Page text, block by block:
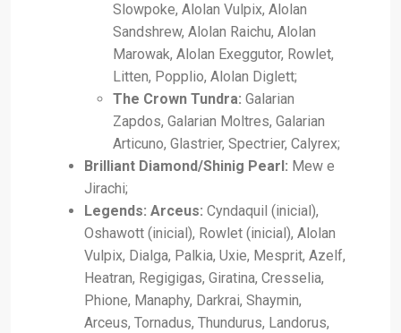
Slowpoke, Alolan Vulpix, Alolan
Sandshrew, Alolan Raichu, Alolan
Marowak, Alolan Exeggutor, Rowlet,
Litten, Popplio, Alolan Diglett;
The Crown Tundra: Galarian
Zapdos, Galarian Moltres, Galarian
Articuno, Glastrier, Spectrier, Calyrex;
Brilliant Diamond/Shinig Pearl: Mew e
Jirachi;
Legends: Arceus: Cyndaquil (inicial),
Oshawott (inicial), Rowlet (inicial), Alolan
Vulpix, Dialga, Palkia, Uxie, Mesprit, Azelf,
Heatran, Regigigas, Giratina, Cresselia,
Phione, Manaphy, Darkrai, Shaymin,
Arceus, Tornadus, Thundurus, Landorus,